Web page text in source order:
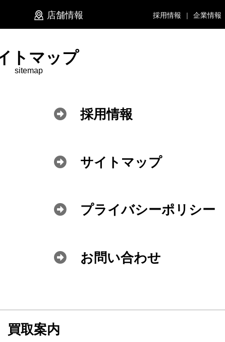
店舗情報 採用情報 企業情報
トマップ
sitemap
採用情報
サイトマップ
プライバシーポリシー
お問い合わせ
買取案内